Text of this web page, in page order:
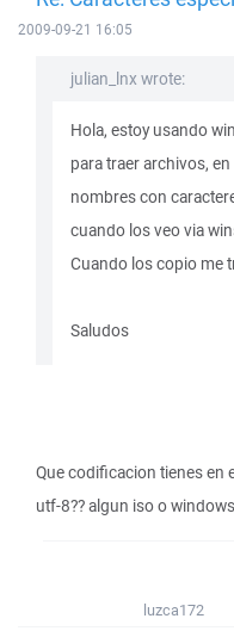
2009-09-21 16:05
julian_lnx wrote:
Hola, estoy usando
para traer archivos,
nombres con
cuando los veo via
Cuando los copio me
Saludos
Que codificacion tienes en
utf-8?? algun iso o
luzca172